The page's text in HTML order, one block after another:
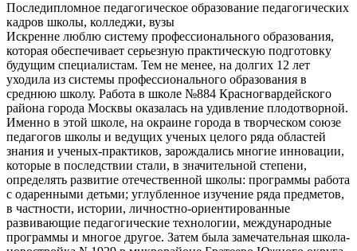
Последипломное педагогическое образование педагогических
кадров школы, колледжи, вузы
Искренне люблю систему профессионального образования,
которая обеспечивает серьезную практическую подготовку
будущим специалистам. Тем не менее, на долгих 12 лет
уходила из системы профессионального образования в
среднюю школу. Работа в школе №884 Красногвардейского
района города Москвы оказалась на удивление плодотворной.
Именно в этой школе, на окраине города в творческом союзе
педагогов школы и ведущих ученых целого ряда областей
знания и ученых-практиков, зарождались многие инновации,
которые в последствии стали, в значительной степени,
определять развитие отечественной школы: программы работа
с одаренными детьми; углубленное изучение ряда предметов,
в частности, истории, личностно-ориентированные
развивающие педагогические технологии, международные
программы и многое другое. Затем была замечательная школа-